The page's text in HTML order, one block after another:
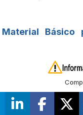
Material Básico